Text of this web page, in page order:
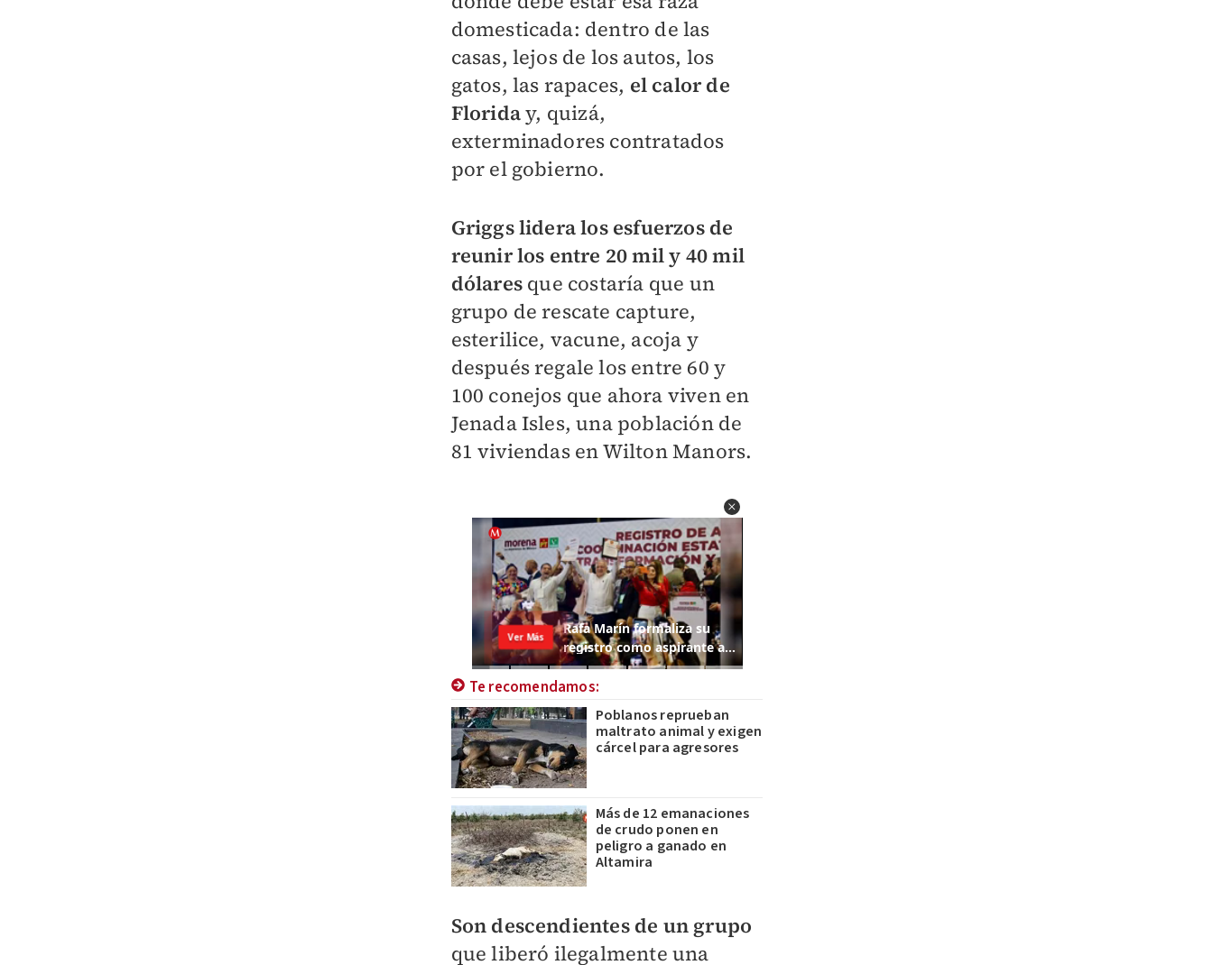
domesticada: dentro de las
casas, lejos de los autos, los
gatos, las rapaces, el calor de
Floriday, quizá,
exterminadores contratados
por el gobierno.
Griggs lidera los esfuerzos de
reunir los entre 20 mil y 40 mil
dólares que costaría que un
grupo de rescate capture,
esterilice, vacune, acoja y
después regale los entre 60 y
100 conejos que ahora viven en
Jenada Isles, una población de
81 viviendas en Wilton Manors.
Te recomendamos:
Poblanos reprueban
maltrato animal y exigen
cárcel para agresores
Más de 12 emanaciones
de crudo ponen en
peligro a ganado en
Altamira
Son descendientes de un grupo
que liberó ilegalmente una